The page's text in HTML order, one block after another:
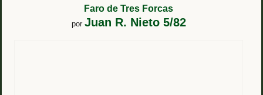
Faro de Tres Forcas
por Juan R. Nieto 5/82